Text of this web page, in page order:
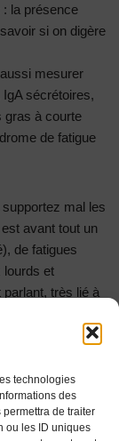
technologies
des
de traiter
ou les ID uniques
la présence
si on digère
mesurer
IgA sécrétoires,
gras à courte
de fatigue
mal les
avant tout un
de fatigues
lourds et
très lié à
de la
sur sa page